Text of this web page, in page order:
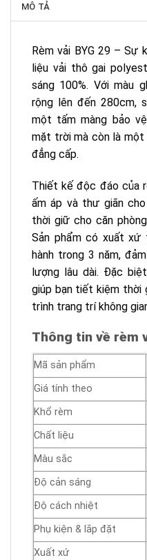
MÔ TẢ
Rèm vải BYG 29 – Sự
liệu vải thô gai
sáng 100%. Với màu
rộng lên đến 280cm,
một tấm màng bảo
mặt trời mà còn là
đẳng cấp.
Thiết kế độc đáo của
ấm áp và thư giãn
thời giữ cho căn
Sản phẩm có xuất
hành trong 3 năm,
lượng lâu dài. Đặc
giúp bạn tiết kiệm thời
trình trang trí không
Thông tin về rèm
Mã sản phẩm
Giá tính theo
Khổ rèm
Chất liệu
Màu sắc
Độ cản sáng
Độ cách nhiệt
Phụ kiện & lắp đặt
Xuất xứ